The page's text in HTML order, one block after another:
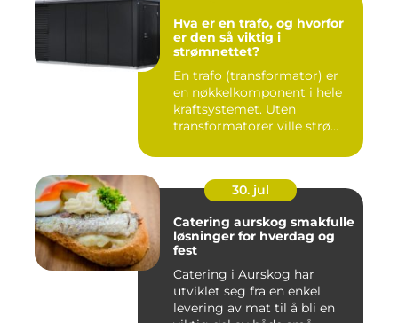
Hva er en trafo, og hvorfor
er den så viktig i
strømnettet?
En trafo (transformator) er
en nøkkelkomponent i hele
kraftsystemet. Uten
transformatorer ville strø...
30. jul
Catering aurskog smakfulle
løsninger for hverdag og
fest
Catering i Aurskog har
utviklet seg fra en enkel
levering av mat til å bli en